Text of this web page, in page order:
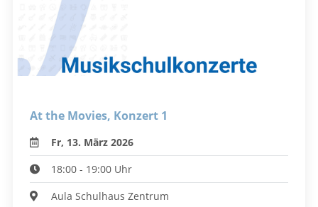
At the Movies, Konzert 1
Fr, 13. März 2026
18:00 - 19:00 Uhr
Aula Schulhaus Zentrum